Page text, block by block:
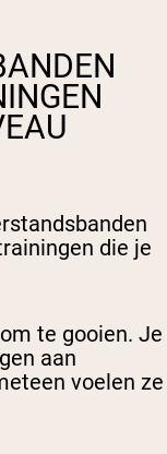
die je
te gooien. Je
aan
voelen ze